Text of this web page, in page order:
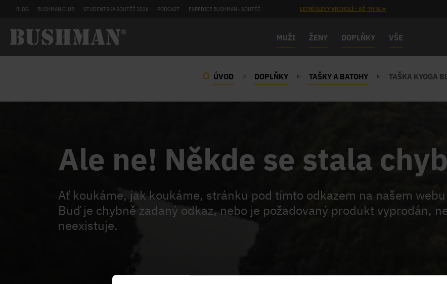
BLOG BUSHMAN CLUB STUDENTSKÁ SOUTĚŽ 2026 PODCAST EXPEDICE BUSHMAN - SOUTĚŽ LETNÍ SLEVY VRCHOLÍ – AŽ -70 %!☀️
MUŽI ŽENY DOPLŇKY VŠE
ÚVOD DOPLŇKY TAŠKY A BATOHY TAŠKA KYOGA
Ale ne! Někde se stala
Ať koukáme, jak koukáme, stránku pod tímto odkazem na našem
Buď je chybně zadaný odkaz, nebo je požadovaný produkt vyprodán,
neexistuje.